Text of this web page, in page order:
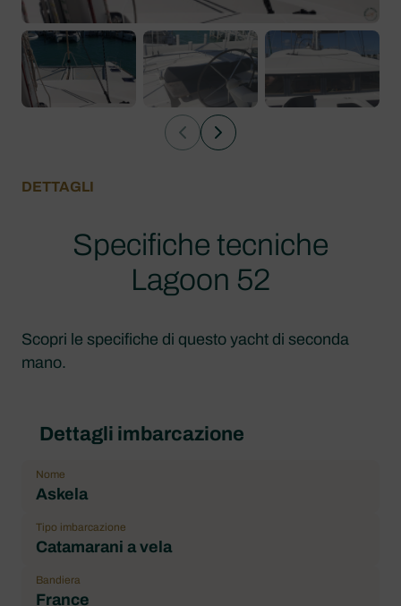
DETTAGLI
Specifiche tecniche
Lagoon 52
Scopri le specifiche di questo yacht di seconda
mano.
Dettagli imbarcazione
Nome
Askela
Tipo imbarcazione
Catamarani a vela
Bandiera
France